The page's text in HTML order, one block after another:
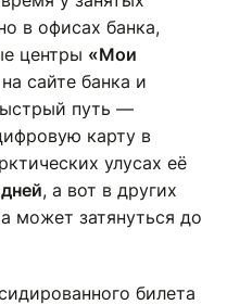
в офисах банка,
центры «Мои
сайте банка и
путь —
карту в
улусах её
, а вот в других
может затянуться до
билета